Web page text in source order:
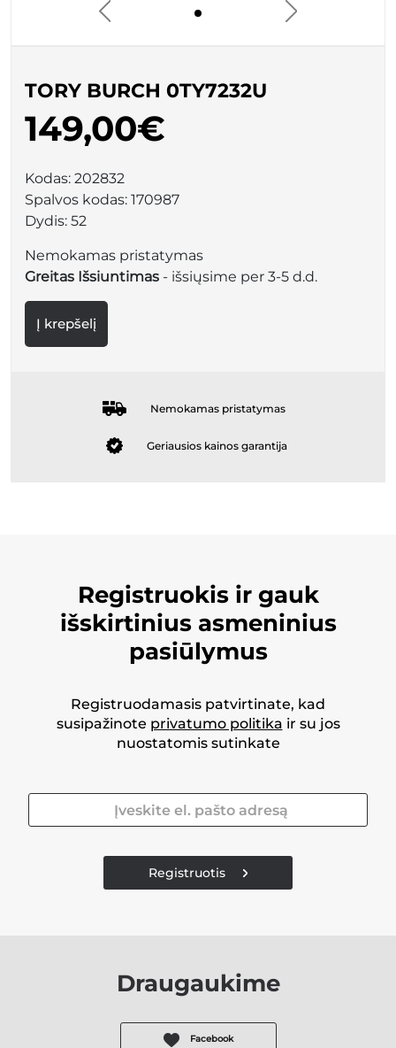
TORY BURCH 0TY7232U
149,00€
Kodas: 202832
Spalvos kodas: 170987
Dydis: 52
Nemokamas pristatymas
Greitas Išsiuntimas - išsiųsime per 3-5 d.d.
Į krepšelį
Nemokamas pristatymas
Geriausios kainos garantija
Registruokis ir gauk
išskirtinius asmeninius
pasiūlymus
Registruodamasis patvirtinate, kad
susipažinote privatumo politika ir su jos
nuostatomis sutinkate
Registruotis
Draugaukime
Facebook